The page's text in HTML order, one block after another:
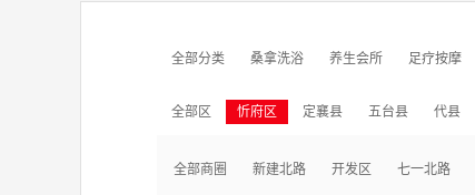
全部分类 桑拿洗浴 养生会所 足疗按摩
全部区 忻府区 定襄县 五台县 代县
全部商圈 新建北路 开发区 七一北路